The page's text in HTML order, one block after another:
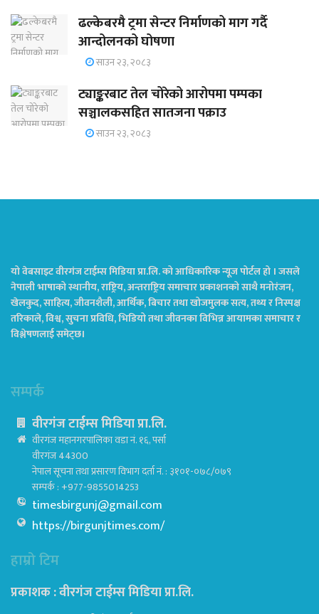
ढल्केबरमै ट्रमा सेन्टर निर्माणको माग गर्दै
आन्दोलनको घोषणा
साउन २३, २०८३
ट्याङ्करबाट तेल चोरेको आरोपमा पम्पका
सञ्चालकसहित सातजना पक्राउ
साउन २३, २०८३
यो वेबसाइट वीरगंज टाईम्स मिडिया प्रा.लि. को आधिकारिक न्यूज पोर्टल हो । जसले
नेपाली भाषाको स्थानीय, राष्ट्रिय, अन्तराष्ट्रिय समाचार प्रकाशनको साथै मनोरंजन,
खेलकुद, साहित्य, जीवनशैली, आर्थिक, बिचार तथा खोजमुलक सत्य, तथ्य र निस्पक्ष
तरिकाले, विश्व, सुचना प्रविधि, भिडियो तथा जीवनका विभिन्न आयामका समाचार र
विश्लेषणलाई समेट्छ।
सम्पर्क
वीरगंज टाईम्स मिडिया प्रा.लि.
वीरगंज महानगरपालिका वडा नं. १६, पर्सा
वीरगंज 44300
नेपाल सूचना तथा प्रसारण विभाग दर्ता नं. : ३१०१-०७८/०७९
सम्पर्क : +977-9855014253
timesbirgunj@gmail.com
https://birgunjtimes.com/
हाम्रो टिम
प्रकाशक : वीरगंज टाईम्स मिडिया प्रा‍.लि.